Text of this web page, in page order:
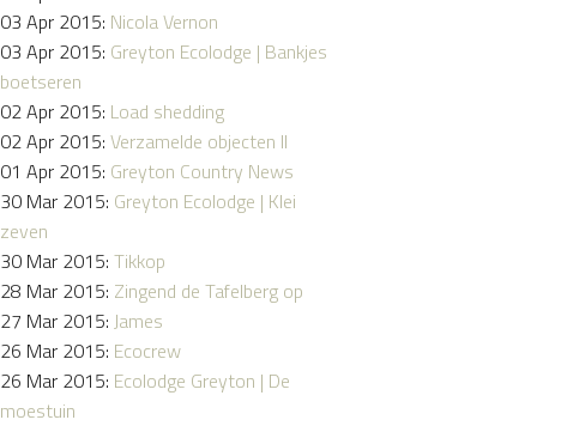
03 Apr 2015: Nicola Vernon
03 Apr 2015: Greyton Ecolodge | Bankjes
boetseren
02 Apr 2015: Load shedding
02 Apr 2015:Verzamelde objecten II
01 Apr 2015: Greyton Country News
30 Mar 2015: Greyton Ecolodge | Klei
zeven
30 Mar 2015:Tikkop
28 Mar 2015: Zingend de Tafelberg op
27 Mar 2015:James
26 Mar 2015: Ecocrew
26 Mar 2015: Ecolodge Greyton | De
moestuin